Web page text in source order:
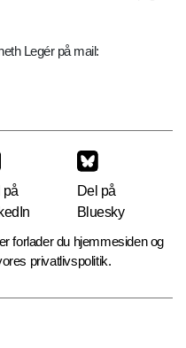
Legér på mail:
på
Del på
Bluesky
forlader du hjemmesiden og
privatlivspolitik.